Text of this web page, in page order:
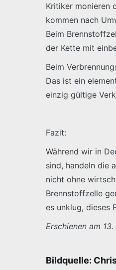
Kritiker monieren
kommen nach
Beim
der Kette mit
Beim
Das ist ein
einzig gültige
Fazit:
Während wir in
sind, handeln die
nicht ohne
Brennstoffzelle
es unklug, dieses
Erschienen am
Bildquelle: